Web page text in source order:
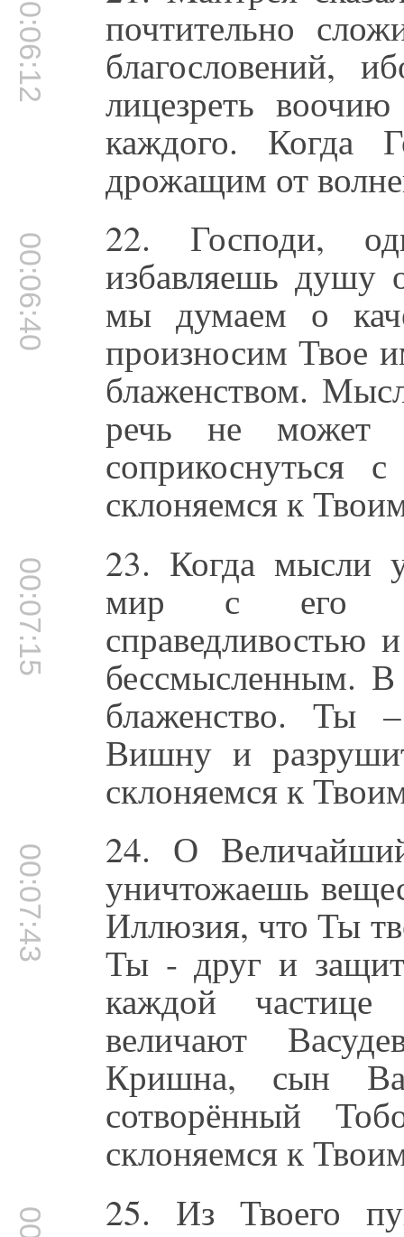
00:06:12 почтительно
благословений,
лицезреть
каждого. Когда
дрожащим от
00:06:40 22. Господи,
избавляешь душу
мы думаем о
произносим Твое
блаженством.
речь не может
склоняемся к
00:07:15 23. Когда мысли
мир с его
справедливостью
бессмысленным. В
блаженство. Ты
Вишну и
склоняемся к
00:07:43 24. О
уничтожаешь
Иллюзия, что Ты
Ты - друг и
каждой
величают
Кришна, сын
сотворённый
склоняемся к
25. Из Твоего